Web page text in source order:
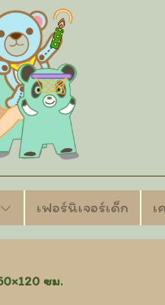
เฟอร์นิเจอร์เด็ก เ
ซม.